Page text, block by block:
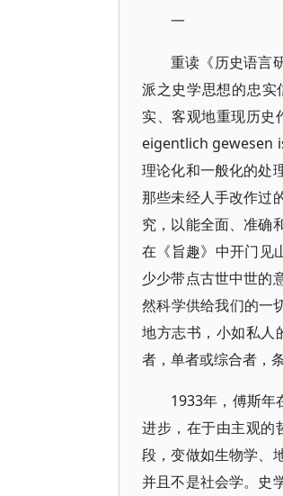
一
重读《历史语言
派之史学思想的忠
实、客观地重现历史
eigentlich gewesen
理论化和一般化的处
那些未经人手改作过
究，以能全面、准确
在《旨趣》中开门见
少少带点古世中世的
然科学供给我们的一
地方志书，小如私人
者，单者或综合者，
1933年，傅斯年
进步，在于由主观的
段，变做如生物学、
并且不是社会学。史